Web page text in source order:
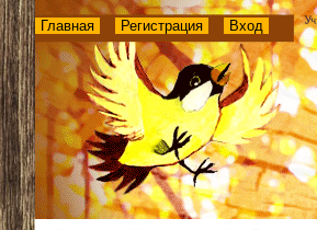
Главная Регистрация Вход